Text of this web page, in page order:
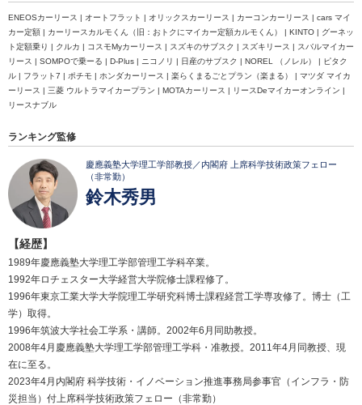
ENEOSカーリース | オートフラット | オリックスカーリース | カーコンカーリース | cars マイ
カー定額 | カーリースカルモくん（旧：おトクにマイカー定額カルモくん） | KINTO | グーネッ
ト定額乗り | クルカ | コスモMyカーリース | スズキのサブスク | スズキリース | スバルマイカー
リース | SOMPOで乗ーる | D‐Plus | ニコノリ | 日産のサブスク | NOREL （ノレル） | ピタク
ル | フラット7 | ポチモ | ホンダカーリース | 楽らくまるごとプラン（楽まる） | マツダ マイカ
ーリース | 三菱 ウルトラマイカープラン | MOTAカーリース | リースDeマイカーオンライン |
リースナブル
ランキング監修
慶應義塾大学理工学部教授／内閣府 上席科学技術政策フェロー
（非常勤）
鈴木秀男
【経歴】
1989年慶應義塾大学理工学部管理工学科卒業。
1992年ロチェスター大学経営大学院修士課程修了。
1996年東京工業大学大学院理工学研究科博士課程経営工学専攻修了。博士（工
学）取得。
1996年筑波大学社会工学系・講師。2002年6月同助教授。
2008年4月慶應義塾大学理工学部管理工学科・准教授。2011年4月同教授、現
在に至る。
2023年4月内閣府 科学技術・イノベーション推進事務局参事官（インフラ・防
災担当）付上席科学技術政策フェロー（非常勤）